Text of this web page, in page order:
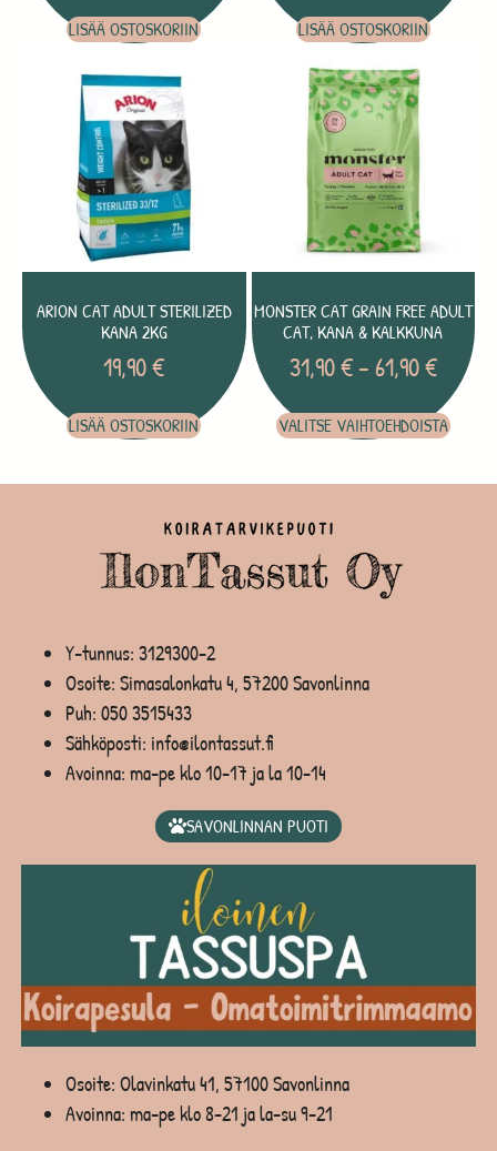
LISÄÄ OSTOSKORIIN LISÄÄ OSTOSKORIIN
ARION CAT ADULT STERILIZED
KANA 2KG
19,90€
LISÄÄ OSTOSKORIIN
MONSTER CAT GRAIN FREE ADULT
CAT, KANA & KALKKUNA
31,90€ –61,90€
VALITSE VAIHTOEHDOISTA
Y-tunnus: 3129300-2
Osoite: Simasalonkatu 4, 57200 Savonlinna
Puh: 050 3515433
Sähköposti: info@ilontassut.fi
Avoinna: ma-pe klo 10-17 ja la 10-14
SAVONLINNAN PUOTI
Osoite: Olavinkatu 41, 57100 Savonlinna
Avoinna: ma-pe klo 8-21 ja la-su 9-21